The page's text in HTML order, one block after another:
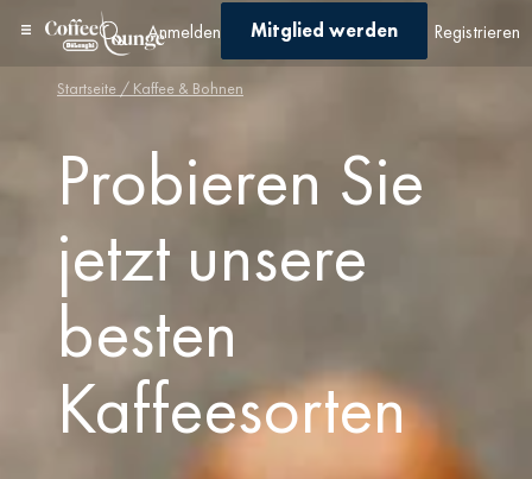
Anmelden Mitglied werden Registrieren
Startseite / Kaffee & Bohnen
Probieren Sie
jetzt unsere
besten
Kaffeesorten